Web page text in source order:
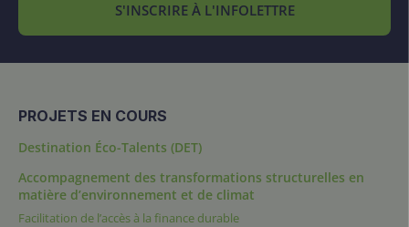
S'INSCRIRE À L'INFOLETTRE
PROJETS EN COURS
Destination Éco-Talents (DET)
Accompagnement des transformations structurelles en
matière d’environnement et de climat
Facilitation de l’accès à la finance durable